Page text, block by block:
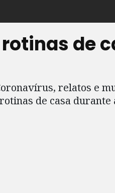
de
relatos e
de casa durante